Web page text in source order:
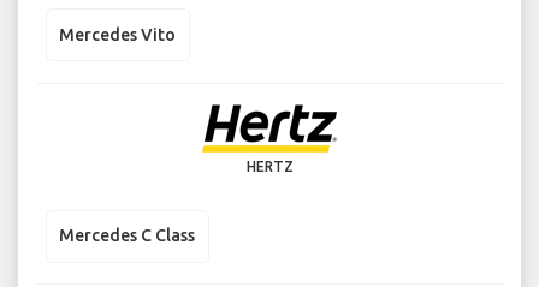
Mercedes Vito
HERTZ
Mercedes C Class